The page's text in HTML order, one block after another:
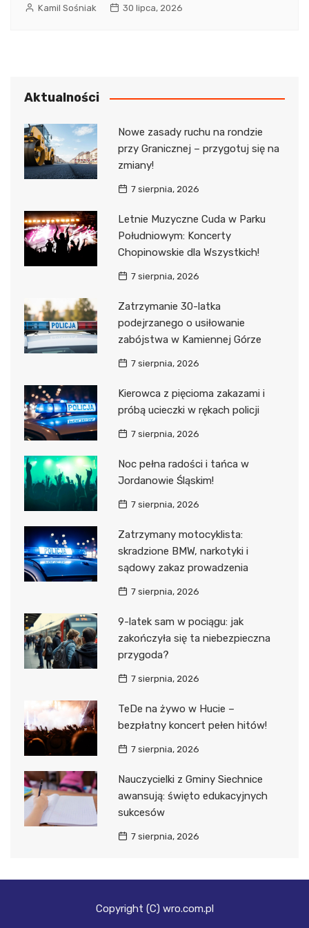
Kamil Sośniak 30 lipca, 2026
Aktualności
Nowe zasady ruchu na rondzie
przy Granicznej – przygotuj się na
zmiany!
7 sierpnia, 2026
Letnie Muzyczne Cuda w Parku
Południowym: Koncerty
Chopinowskie dla Wszystkich!
7 sierpnia, 2026
Zatrzymanie 30-latka
podejrzanego o usiłowanie
zabójstwa w Kamiennej Górze
7 sierpnia, 2026
Kierowca z pięcioma zakazami i
próbą ucieczki w rękach policji
7 sierpnia, 2026
Noc pełna radości i tańca w
Jordanowie Śląskim!
7 sierpnia, 2026
Zatrzymany motocyklista:
skradzione BMW, narkotyki i
sądowy zakaz prowadzenia
7 sierpnia, 2026
9-latek sam w pociągu: jak
zakończyła się ta niebezpieczna
przygoda?
7 sierpnia, 2026
TeDe na żywo w Hucie –
bezpłatny koncert pełen hitów!
7 sierpnia, 2026
Nauczycielki z Gminy Siechnice
awansują: święto edukacyjnych
sukcesów
7 sierpnia, 2026
Copyright (C) wro.com.pl